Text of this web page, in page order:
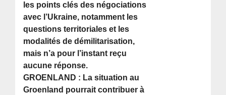
les points clés des négociations
avec l’Ukraine, notamment les
questions territoriales et les
modalités de démilitarisation,
mais n’a pour l’instant reçu
aucune réponse.
GROENLAND : La situation au
Groenland pourrait contribuer à